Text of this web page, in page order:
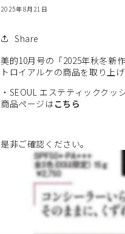
2025年8月21日
Share
美的10月号の「2025年秋冬新
トロイアルケの商品を取り上
・SEOUL エステティッククッ
商品ページはこちら
是非ご確認ください。